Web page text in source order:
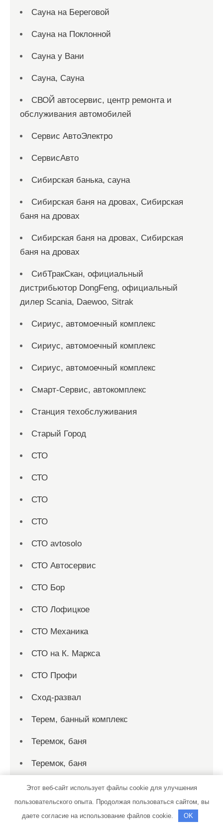
Сауна на Береговой
Сауна на Поклонной
Сауна у Вани
Сауна, Сауна
СВОЙ автосервис, центр ремонта и
обслуживания автомобилей
Сервис АвтоЭлектро
СервисАвто
Сибирская банька, сауна
Сибирская баня на дровах, Сибирская
баня на дровах
Сибирская баня на дровах, Сибирская
баня на дровах
СибТракСкан, официальный
дистрибьютор DongFeng, официальный
дилер Scania, Daewoo, Sitrak
Сириус, автомоечный комплекс
Сириус, автомоечный комплекс
Сириус, автомоечный комплекс
Смарт-Сервис, автокомплекс
Станция техобслуживания
Старый Город
СТО
СТО
СТО
СТО
СТО avtosolo
СТО Автосервис
СТО Бор
СТО Лофицкое
СТО Механика
СТО на К. Маркса
СТО Профи
Сход-развал
Терем, банный комплекс
Теремок, баня
Теремок, баня
Территория первых, сауна
Технопарк, автотехцентр для корейских,
японских и немецких автомобилей
Этот веб-сайт использует файлы cookie для улучшения
пользовательского опыта. Продолжая пользоваться сайтом, вы
даете согласие на использование файлов cookie.
OK